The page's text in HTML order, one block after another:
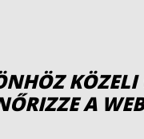
KÖZELI
A